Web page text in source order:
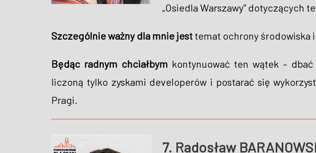
„Osiedla Warszawy” dotyczących
Szczególnie ważny dla mnie jest temat ochrony środowiska
Będąc radnym chciałbym kontynuować ten wątek –
liczoną tylko zyskami developerów i postarać się
Pragi.
7. Radosław